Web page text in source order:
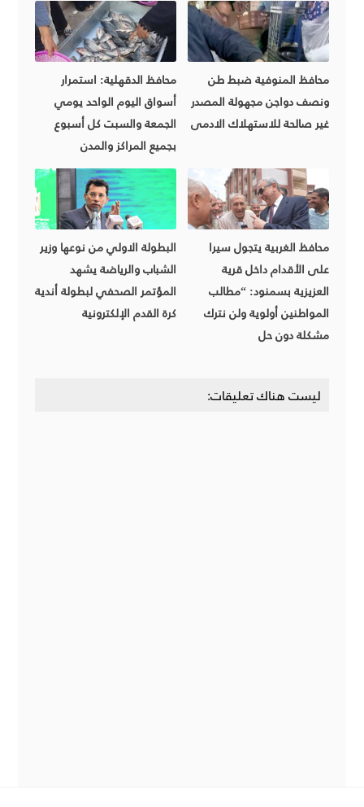
محافظ الدقهلية: استمرار
أسواق اليوم الواحد يومي
الجمعة والسبت كل أسبوع
بجميع المراكز والمدن
محافظ المنوفية ضبط طن
ونصف دواجن مجهولة المصدر
غير صالحة للاستهلاك الادمى
البطولة الاولي من نوعها وزير
الشباب والرياضة يشهد
المؤتمر الصحفي لبطولة أندية
كرة القدم الإلكترونية
محافظ الغربية يتجول سيرا
على الأقدام داخل قرية
العزيزية بسمنود: “مطالب
المواطنين أولوية ولن نترك
مشكلة دون حل
ليست هناك تعليقات: